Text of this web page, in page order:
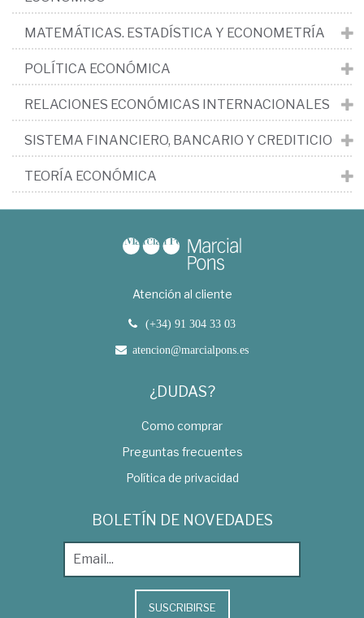
MATEMÁTICAS. ESTADÍSTICA Y ECONOMETRÍA
POLÍTICA ECONÓMICA
RELACIONES ECONÓMICAS INTERNACIONALES
SISTEMA FINANCIERO, BANCARIO Y CREDITICIO
TEORÍA ECONÓMICA
Atención al cliente
(+34) 91 304 33 03
atencion@marcialpons.es
¿DUDAS?
Como comprar
Preguntas frecuentes
Política de privacidad
BOLETÍN DE NOVEDADES
SUSCRIBIRSE